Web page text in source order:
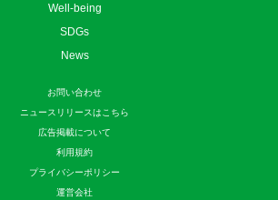
Well-being
SDGs
News
お問い合わせ
ニュースリリースはこちら
広告掲載について
利用規約
プライバシーポリシー
運営会社